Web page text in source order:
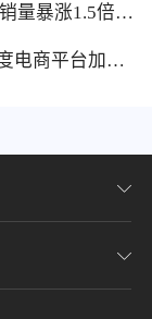
量暴涨1.5倍黑
电商平台加码